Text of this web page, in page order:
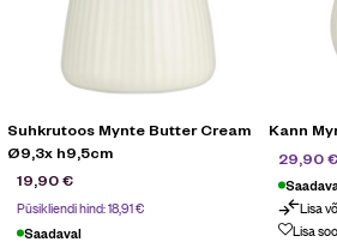
Suhkrutoos Mynte Butter Cream
Ø9,3x h9,5cm
19,90€
Püsikliendi hind:18,91€
Saadaval
Kann
29,90€
Lisa
Lisa